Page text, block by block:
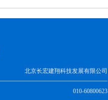
北京长宏建翔科技发展有限公司
010-60800623